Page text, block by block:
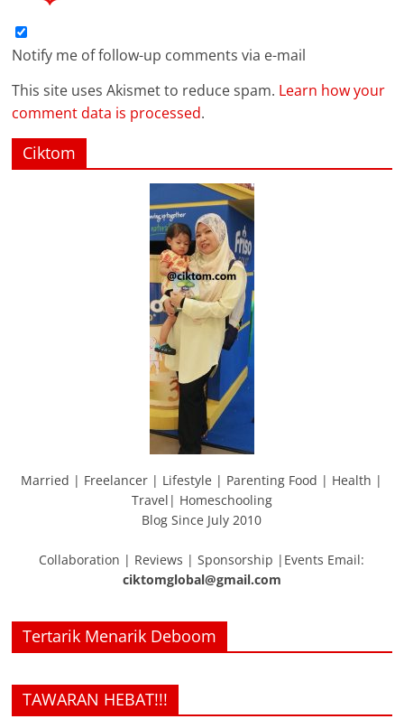
Notify me of follow-up comments via e-mail
This site uses Akismet to reduce spam. Learn how your
comment data is processed.
Ciktom
Married | Freelancer | Lifestyle | Parenting Food | Health |
Travel| Homeschooling
Blog Since July 2010
Collaboration | Reviews | Sponsorship |Events Email:
ciktomglobal@gmail.com
Tertarik Menarik Deboom
TAWARAN HEBAT!!!